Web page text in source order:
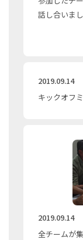
話し合いまし
2019.09.14
キックオフ
2019.09.14
全チームが